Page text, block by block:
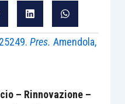
Pres. Amendola,
– Rinnovazione –